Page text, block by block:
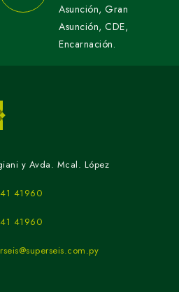
Asunción, Gran
Asunción, CDE,
Encarnación.
y Avda. Mcal. López
41960
41960